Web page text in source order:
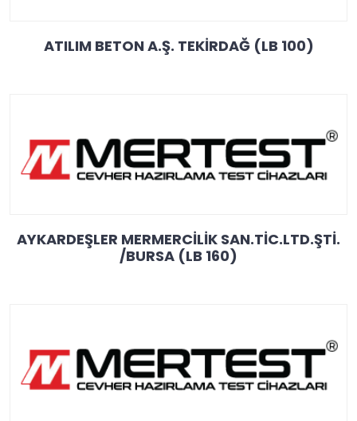
ATILIM BETON A.Ş. TEKİRDAĞ (LB 100)
AYKARDEŞLER MERMERCİLİK SAN.TİC.LTD.ŞTİ.
/BURSA (LB 160)